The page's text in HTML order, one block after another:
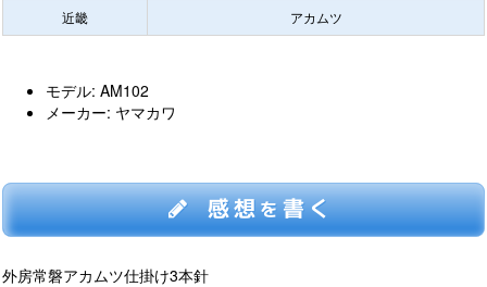
近畿
アカムツ
モデル: AM102
メーカー: ヤマカワ
感想を書く
外房常磐アカムツ仕掛け3本針